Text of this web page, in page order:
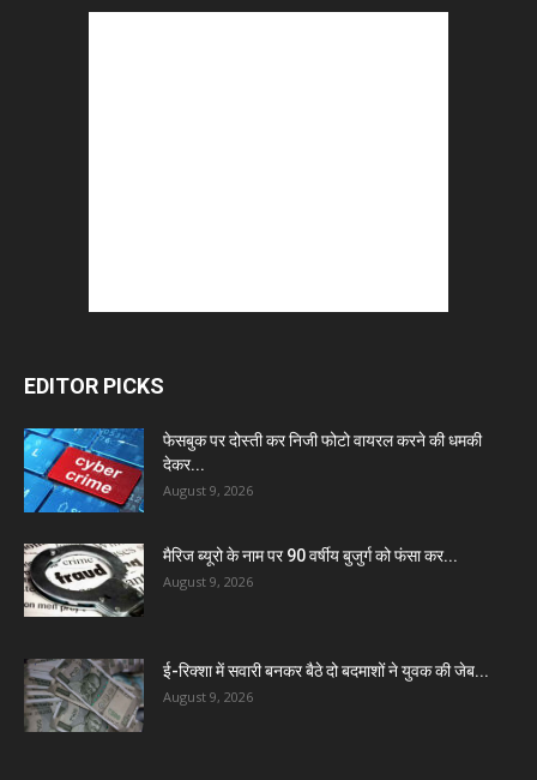
EDITOR PICKS
फेसबुक पर दोस्ती कर निजी फोटो वायरल करने की धमकी
देकर...
August 9, 2026
मैरिज ब्यूरो के नाम पर 90 वर्षीय बुजुर्ग को फंसा कर...
August 9, 2026
ई-रिक्शा में सवारी बनकर बैठे दो बदमाशों ने युवक की जेब...
August 9, 2026